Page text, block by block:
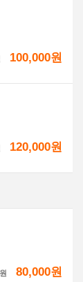
100,000원
120,000원
원 80,000원